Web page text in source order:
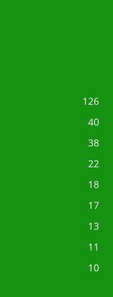
126
40
38
22
18
17
13
11
10